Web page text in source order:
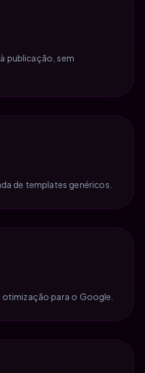
publicação, sem
de templates genéricos.
para o Google.